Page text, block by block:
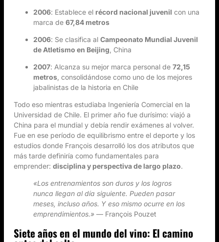
2006: Establece el récord nacional juvenil con una
marca de 67,84 metros
2006: Se clasifica al Campeonato Mundial Juvenil
de Atletismo en Beijing , China
2007: Alcanza su mejor marca personal de 72,15
metros , consolidándose como uno de los mejores
jabalinistas de la historia en Chile
Todo eso mientras estudiaba Ingeniería Comercial en la
Universidad de Chile. El primer año fue durísimo: viajó a
China para el mundial y debía rendir exámenes al volver.
Fue en ese período de equilibrismo entre el deporte y los
estudios donde François desarrolló los dos atributos que
más tarde definiría como fundamentales para
emprender: disciplina y perspectiva de largo plazo.
«Los entrenamientos son duros y los logros
nunca llegan al día siguiente. Pueden pasar
meses, incluso años. Y eso mismo ocurre en los
emprendimientos.» — François Pouzet
Siete años en el mundo del vino: El camino